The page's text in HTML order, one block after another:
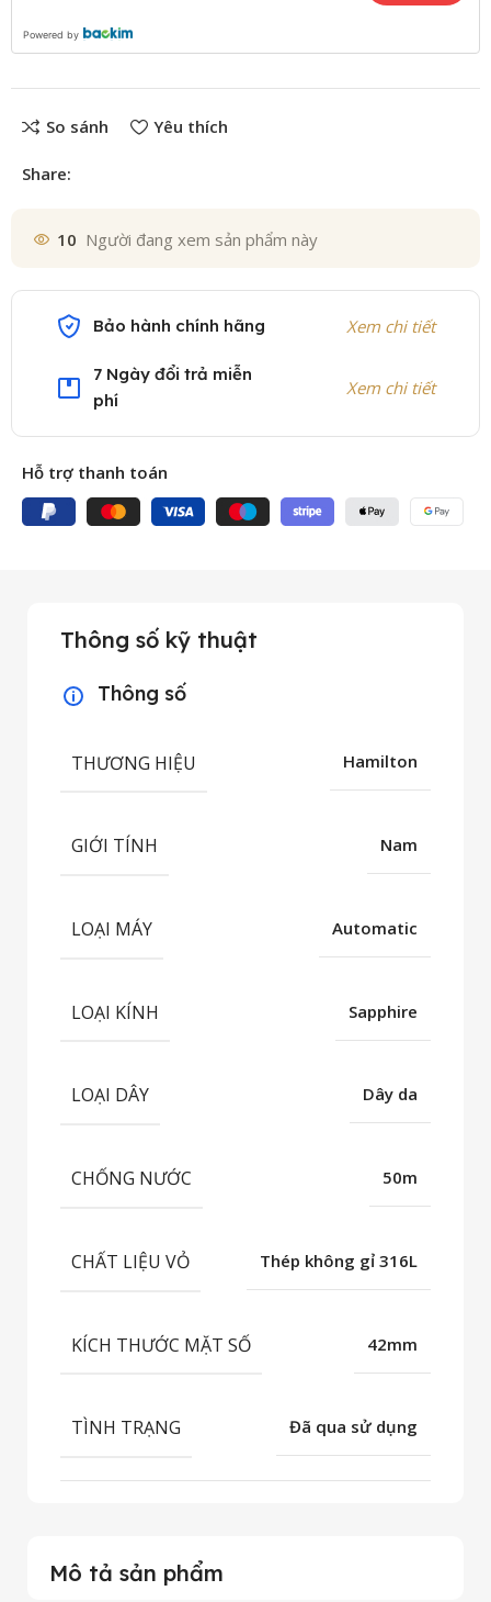
Powered by
So sánh Yêu thích
Share:
10 Người đang xem sản phẩm này
Bảo hành chính hãng Xem chi tiết
7 Ngày đổi trả miễn
phí
Xem chi tiết
Hỗ trợ thanh toán
Mô tả sản phẩm
Thông số kỹ thuật
Thông số
THƯƠNG HIỆU Hamilton
GIỚI TÍNH Nam
LOẠI MÁY Automatic
LOẠI KÍNH Sapphire
LOẠI DÂY Dây da
CHỐNG NƯỚC 50m
CHẤT LIỆU VỎ Thép không gỉ 316L
KÍCH THƯỚC MẶT SỐ 42mm
TÌNH TRẠNG Đã qua sử dụng